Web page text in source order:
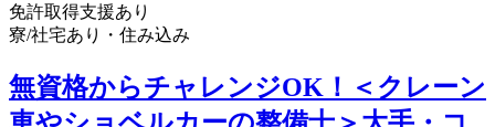
免許取得支援あり
寮/社宅あり・住み込み
無資格からチャレンジOK！＜クレーン